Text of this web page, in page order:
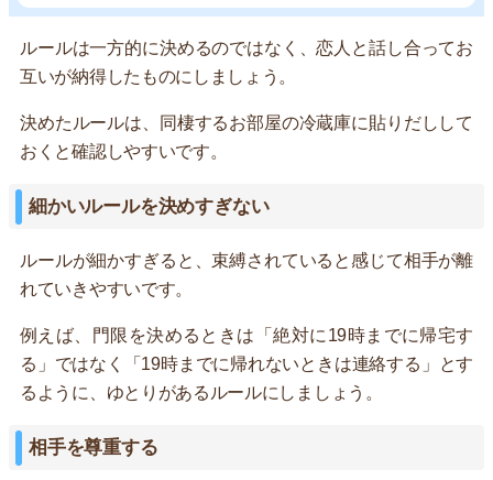
ルールは一方的に決めるのではなく、恋人と話し合ってお
互いが納得したものにしましょう。
決めたルールは、同棲するお部屋の冷蔵庫に貼りだしして
おくと確認しやすいです。
細かいルールを決めすぎない
ルールが細かすぎると、束縛されていると感じて相手が離
れていきやすいです。
例えば、門限を決めるときは「絶対に19時までに帰宅す
る」ではなく「19時までに帰れないときは連絡する」とす
るように、ゆとりがあるルールにしましょう。
相手を尊重する